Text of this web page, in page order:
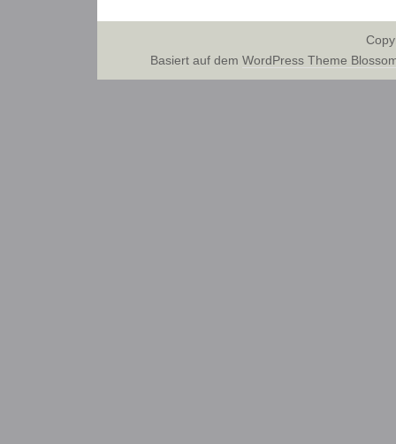
Basiert auf dem WordPress Theme